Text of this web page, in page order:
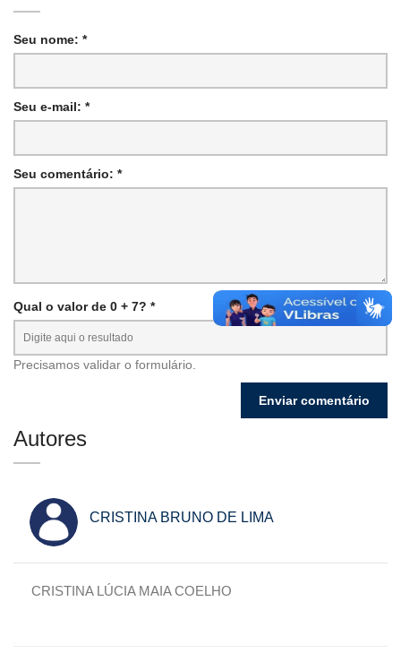
Seu nome: *
Seu e-mail: *
Seu comentário: *
Qual o valor de 0 + 7? *
Precisamos validar o formulário.
Autores
CRISTINA BRUNO DE LIMA
CRISTINA LÚCIA MAIA COELHO